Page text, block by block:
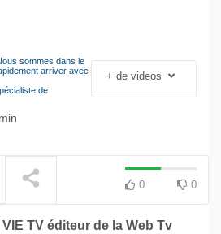
Le séisme industriel
sommes dans le
arriver avec
de
+ de videos
0 0
TV éditeur de la Web Tv